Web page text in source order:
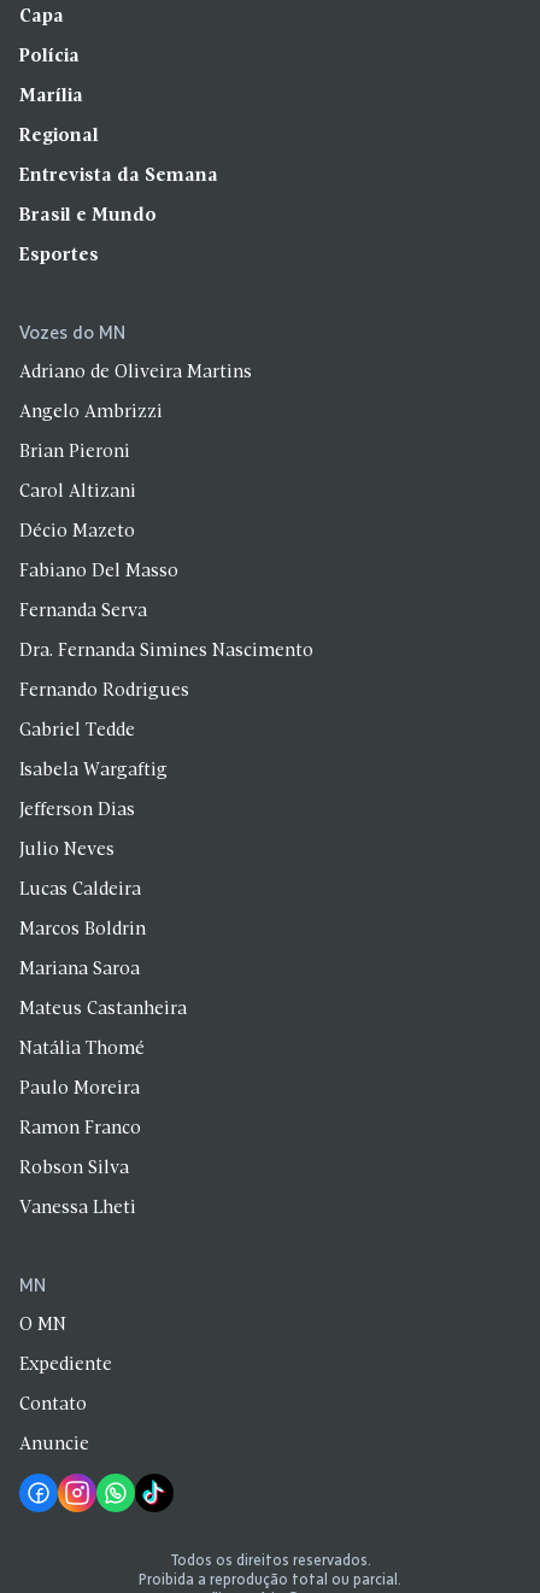
Capa
Polícia
Marília
Regional
Entrevista da Semana
Brasil e Mundo
Esportes
Vozes do MN
Adriano de Oliveira Martins
Angelo Ambrizzi
Brian Pieroni
Carol Altizani
Décio Mazeto
Fabiano Del Masso
Fernanda Serva
Dra. Fernanda Simines Nascimento
Fernando Rodrigues
Gabriel Tedde
Isabela Wargaftig
Jefferson Dias
Julio Neves
Lucas Caldeira
Marcos Boldrin
Mariana Saroa
Mateus Castanheira
Natália Thomé
Paulo Moreira
Ramon Franco
Robson Silva
Vanessa Lheti
MN
O MN
Expediente
Contato
Anuncie
Todos os direitos reservados.
Proibida a reprodução total ou parcial.